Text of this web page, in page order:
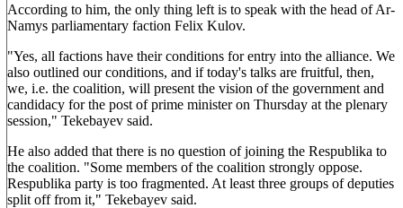
According to him, the only thing left is to speak with the head of Ar-
Namys parliamentary faction Felix Kulov.
"Yes, all factions have their conditions for entry into the alliance. We
also outlined our conditions, and if today's talks are fruitful, then,
we, i.e. the coalition, will present the vision of the government and
candidacy for the post of prime minister on Thursday at the plenary
session," Tekebayev said.
He also added that there is no question of joining the Respublika to
the coalition. "Some members of the coalition strongly oppose.
Respublika party is too fragmented. At least three groups of deputies
split off from it," Tekebayev said.